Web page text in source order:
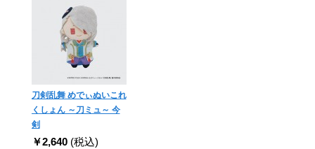
刀剣乱舞 めでぃぬいこれ
くしょん ～刀ミュ～ 今
剣
￥2,640 (税込)